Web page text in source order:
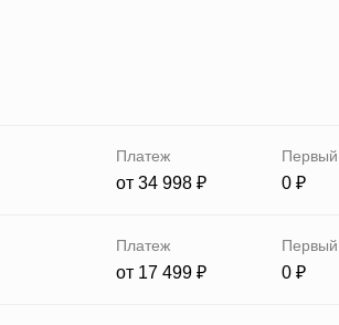
Первый
Платеж
0 ₽
от 17 499 ₽
Первый
Платеж
0 ₽
от 34 998 ₽